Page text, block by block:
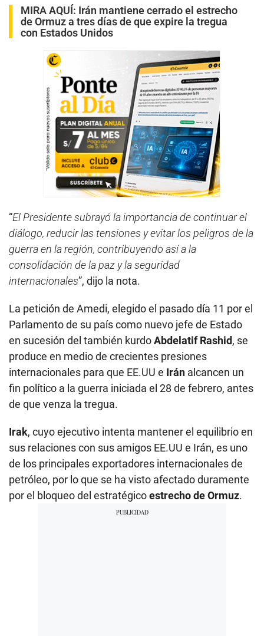
MIRA AQUÍ: Irán mantiene cerrado el estrecho
de Ormuz a tres días de que expire la tregua
con Estados Unidos
“El Presidente subrayó la importancia de continuar el
diálogo, reducir las tensiones y evitar los peligros de la
guerra en la región, contribuyendo así a la
consolidación de la paz y la seguridad
internacionales”, dijo la nota.
La petición de Amedi, elegido el pasado día 11 por el
Parlamento de su país como nuevo jefe de Estado
en sucesión del también kurdoAbdelatif Rashid, se
produce en medio de crecientes presiones
internacionales para que EE.UU e Irán alcancen un
fin político a la guerra iniciada el 28 de febrero, antes
de que venza la tregua.
Irak, cuyo ejecutivo intenta mantener el equilibrio en
sus relaciones con sus amigos EE.UU e Irán, es uno
de los principales exportadores internacionales de
petróleo, por lo que se ha visto afectado duramente
por el bloqueo del estratégicoestrecho de Ormuz.